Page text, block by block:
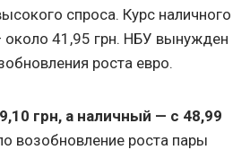
спроса. Курс наличного
около 41,95 грн. НБУ вынужден
роста евро.
грн, а наличный — с 48,99
возобновление роста пары